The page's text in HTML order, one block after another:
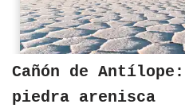
Cañón de
piedra arenisca